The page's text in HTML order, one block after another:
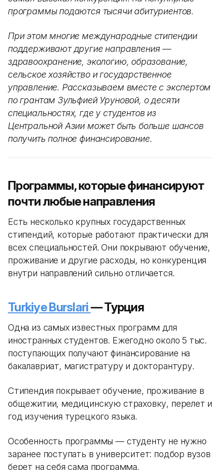
программы подаются тысячи абитуриентов.
При этом многие международные стипендии
поддерживают другие направления —
здравоохранение, экологию, образование,
сельское хозяйство и государственное
управление. Рассказываем вместе с экспертом
по грантам Зульфией Уруновой, о десяти
специальностях, где у студентов из
Центральной Азии может быть больше шансов
получить полное финансирование.
Программы, которые финансируют
почти любые направления
Есть несколько крупных государственных
стипендий, которые работают практически для
всех специальностей. Они покрывают обучение,
проживание и другие расходы, но конкуренция
внутри направлений сильно отличается.
Turkiye Burslari— Турция
Одна из самых известных программ для
иностранных студентов. Ежегодно около 5 тыс.
поступающих получают финансирование на
бакалавриат, магистратуру и докторантуру.
Стипендия покрывает обучение, проживание в
общежитии, медицинскую страховку, перелет и
год изучения турецкого языка.
Особенность программы — студенту не нужно
заранее поступать в университет: подбор вузов
берет на себя сама программа.